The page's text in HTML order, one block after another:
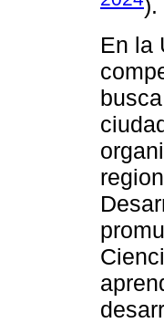
).
En la